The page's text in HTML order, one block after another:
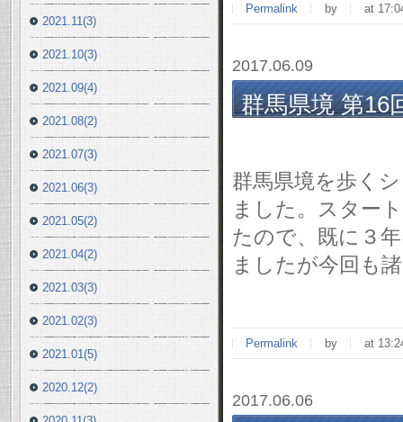
Permalink by at
2017.06.09
群馬県境 第16
群馬県境を歩く
ました。スター
たので、既に３
ましたが今回も
Permalink by at
2017.06.06
2021.11(3)
2021.10(3)
2021.09(4)
2021.08(2)
2021.07(3)
2021.06(3)
2021.05(2)
2021.04(2)
2021.03(3)
2021.02(3)
2021.01(5)
2020.12(2)